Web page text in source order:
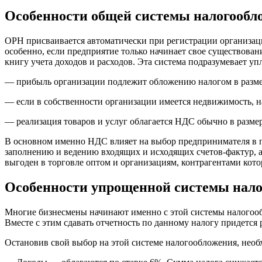
Особенности общей системы
ОРН присваивается автоматически при регистрации
особенно, если предприятие только начинает свое
книгу учета доходов и расходов. Эта система подразумевает
— прибыль организации подлежит обложению налогом в
— если в собственности организации имеется недвижимость,
— реализация товаров и услуг облагается НДС обычно в
В основном именно НДС влияет на выбор предпринимателя в
заполнению и ведению входящих и исходящих счетов-фактур,
выгоден в торговле оптом и организациям, контрагентами
Особенности упрощенной системы
Многие бизнесмены начинают именно с этой системы
Вместе с этим сдавать отчетность по данному налогу придется
Остановив свой выбор на этой системе налогообложения,